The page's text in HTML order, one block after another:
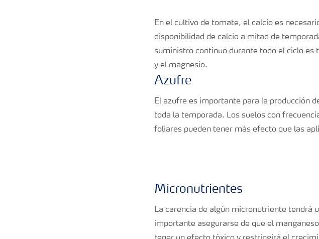
En el cultivo de tomate, el calcio es
disponibilidad de calcio a mitad de
suministro continuo durante todo el ciclo
y el magnesio.
Azufre
El azufre es importante para la producción
toda la temporada. Los suelos con
foliares pueden tener más efecto que las
Micronutrientes
La carencia de algún micronutriente tendrá
importante asegurarse de que el